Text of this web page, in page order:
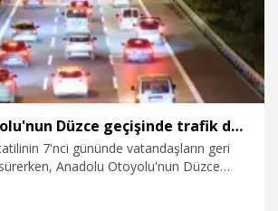
Anadolu Otoyolu'nun Düzce geçişinde trafik durma noktasına geldi
7'nci gününde vatandaşların geri
Anadolu Otoyolu'nun Düzce